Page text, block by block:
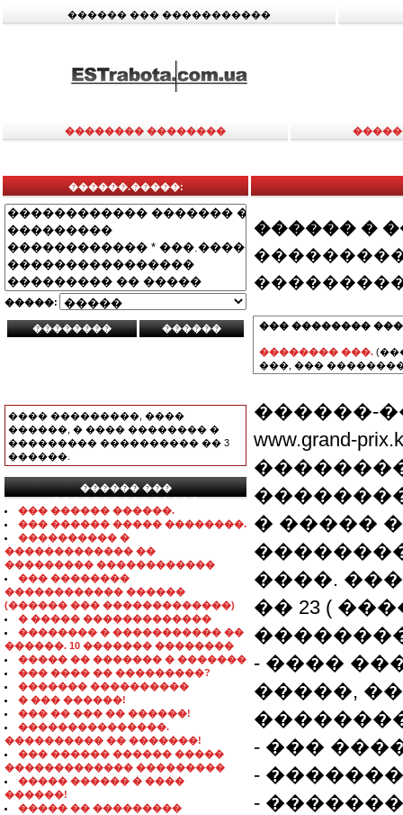
������ ��� �����������
�������� ��������
������.�����:
�����:
���� ���������, ����
������, � ���� �������� �
��������� ���������� �� 3
������.
������ ���
���������������
��� ������ ������.
��� ������ ����� ��������.
���������� �
������������� ��
��������� ������������
��� ��������
������������ ������
(������ ��� �������������)
� ����� �������������
�������� � ����������� ��
������. 10 ������� ��������
����� �� ������� � �������
��� ���� �� ���������?
������� ����������
� ��� ������!
��� �� ��� �� ������!
���������������.
���������� �� �������!
��� ������ ������ �����
������������� ���������
����� ������ � ����
������!
����� �� ���������
������ �
��� ��������
�������� ���.
���, ���
������-
www.grand-
� �����
����.
�� 23 (
- ����
�����,
- ���
- �������
-